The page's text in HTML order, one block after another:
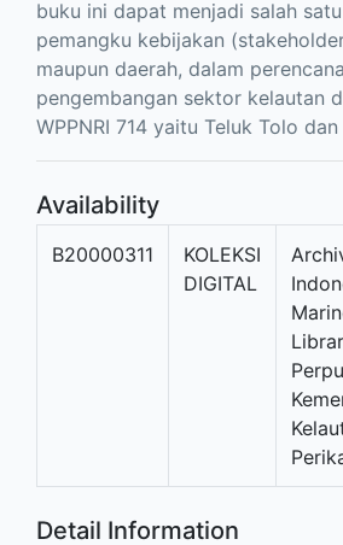
buku ini dapat menjadi salah
pemangku kebijakan
maupun daerah, dalam
pengembangan sektor kelautan
WPPNRI 714 yaitu Teluk Tolo
Availability
B20000311
KOLEKSI
DIGITAL
Detail Information